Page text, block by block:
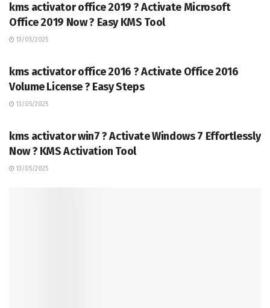
kms activator office 2019 ? Activate Microsoft
Office 2019 Now ? Easy KMS Tool
13/05/2025
kms activator office 2016 ? Activate Office 2016
Volume License ? Easy Steps
13/05/2025
kms activator win7 ? Activate Windows 7 Effortlessly
Now ? KMS Activation Tool
13/05/2025